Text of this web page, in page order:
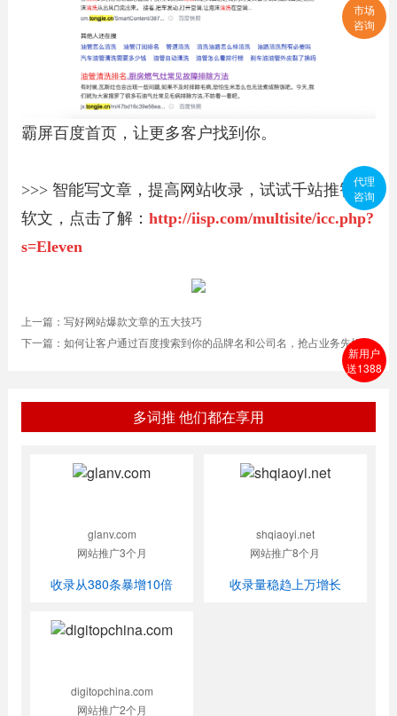
霸屏百度首页，让更多客户找到你。
>>> 智能写文章，提高网站收录，试试千站推智能
软文，点击了解： http://iisp.com/multisite/icc.php?
s=Eleven
上一篇： 写好网站爆款文章的五大技巧
下一篇： 如何让客户通过百度搜索到你的品牌名和公司名，抢占业务先机
多词推 他们都在享用
glanv.com
网站推广3个月
收录从380条暴增10倍
shqiaoyi.net
网站推广8个月
收录量稳趋上万增长
digitopchina.com
网站推广2个月
市场
咨询
代理
咨询
新用户
送1388